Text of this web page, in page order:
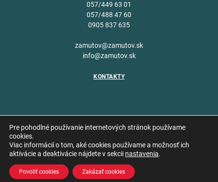
057/449 63 01
057/488 47 60
0905 837 635
zamutov@zamutov.sk
info@zamutov.sk
KONTAKTY
Copyright © 2026 Obec
Pre pohodlné používanie internetových stránok používame
cookies.
Viac informácií o tom, aké cookies používame a možnosť ich
aktivácie a deaktivácie nájdete v sekcii nastavenia.
Povoliť cookies Zakázať cookies